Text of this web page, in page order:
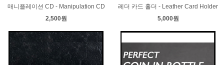
매니플레이션 CD - Manipulation CD
2,500원
레더 카드 홀더 - Leather Card Holder
5,000원